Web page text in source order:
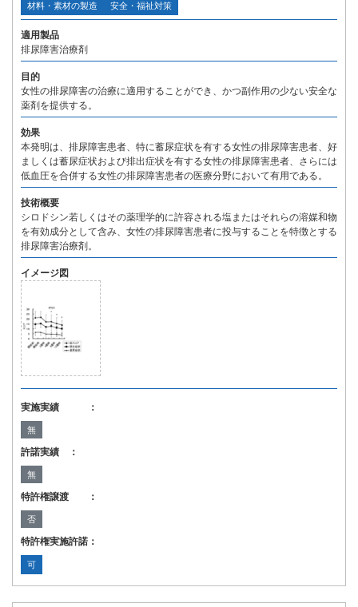
材料・素材の製造 安全・福祉対策
適用製品
排尿障害治療剤
目的
女性の排尿障害の治療に適用することができ、かつ副作用の少ない安全な
薬剤を提供する。
効果
本発明は、排尿障害患者、特に蓄尿症状を有する女性の排尿障害患者、好
ましくは蓄尿症状および排出症状を有する女性の排尿障害患者、さらには
低血圧を合併する女性の排尿障害患者の医療分野において有用である。
技術概要
シロドシン若しくはその薬理学的に許容される塩またはそれらの溶媒和物
を有効成分として含み、女性の排尿障害患者に投与することを特徴とする
排尿障害治療剤。
イメージ図
実施実績 ：
無
許諾実績 ：
無
特許権譲渡 ：
否
特許権実施許諾：
可